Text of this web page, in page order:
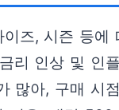
즈, 시즌 등에
리 인상 및 인
많아, 구매 시